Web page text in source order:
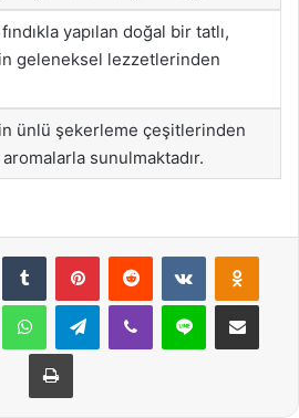
yapılan doğal bir tatlı,
geleneksel lezzetlerinden
ünlü şekerleme çeşitlerinden
sunulmaktadır.
Tumblr PinterestReddit VKontakte
WhatsAppTelegramViber Line E-Posta ile
Yazdır